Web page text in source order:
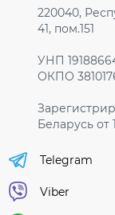
220040,
41, пом.151
УНП
ОКПО
Беларусь от
Telegram
Viber